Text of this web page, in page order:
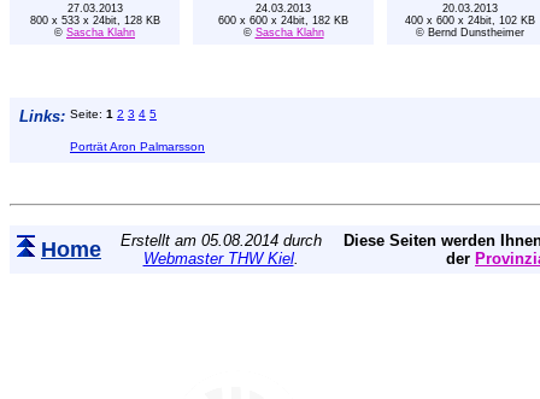
27.03.2013
800 x 533 x 24bit, 128 KB
© Sascha Klahn
24.03.2013
600 x 600 x 24bit, 182 KB
© Sascha Klahn
20.03.2013
400 x 600 x 24bit, 102 KB
© Bernd Dunstheimer
Links: Seite: 1 2 3 4 5
Porträt Aron Palmarsson
Home
Erstellt am 05.08.2014 durch
Webmaster THW Kiel.
Diese Seiten werden
der